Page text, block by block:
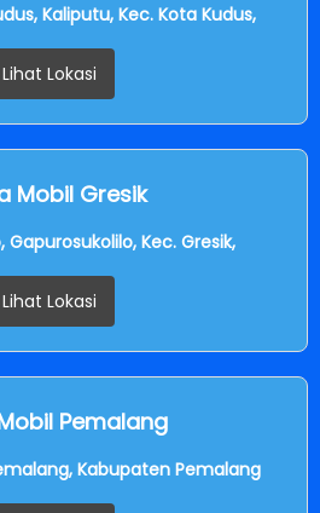
Kaliputu, Kec. Kota Kudus,
Lihat Lokasi
Mobil Gresik
Kec. Gresik,
Lihat Lokasi
Pemalang
Kabupaten Pemalang